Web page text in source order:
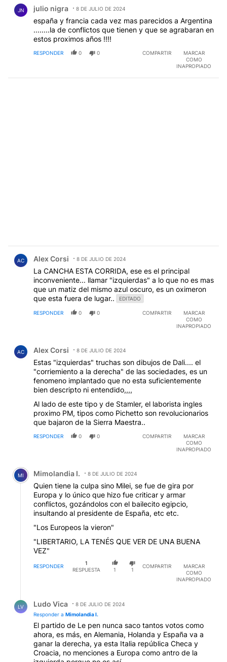
JN julio nigra 8 DE JULIO DE 2024
españa y francia cada vez mas parecidos a Argentina
........la de conflictos que tienen y que se agrabaran en
estos proximos años !!!!
RESPONDER 0 0 COMPARTIR
MARCAR
COMO
INAPROPIADO
AC Alex Corsi 8 DE JULIO DE 2024
La CANCHA ESTA CORRIDA, ese es el principal
inconveniente... llamar "izquierdas" a lo que no es mas
que un matiz del mismo azul oscuro, es un oximeron
que esta fuera de lugar..
EDITADO
RESPONDER 0 0 COMPARTIR
MARCAR
COMO
INAPROPIADO
AC Alex Corsi 8 DE JULIO DE 2024
Estas "izquierdas" truchas son dibujos de Dali.... el
"corriemiento a la derecha" de las sociedades, es un
fenomeno implantado que no esta suficientemente
bien descripto ni entendido,,,,
Al lado de este tipo y de Stamler, el laborista ingles
proximo PM, tipos como Pichetto son revolucionarios
que bajaron de la Sierra Maestra..
RESPONDER 0 0 COMPARTIR
MARCAR
COMO
INAPROPIADO
Comentario de Mimolandia I..
MI Mimolandia I. 8 DE JULIO DE 2024
Quien tiene la culpa sino Milei, se fue de gira por
Europa y lo único que hizo fue criticar y armar
conflictos, gozándolos con el bailecito egipcio,
insultando al presidente de España, etc etc.
"Los Europeos la vieron"
"LIBERTARIO, LA TENÉS QUE VER DE UNA BUENA
VEZ"
RESPONDER
1
RESPUESTA
1 1
COMPARTIR
MARCAR
COMO
INAPROPIADO
LV Ludo Vica
8 DE JULIO DE 2024
Responder a Mimolandia I.
El partido de Le pen nunca saco tantos votos como
ahora, es más, en Alemania, Holanda y España va a
ganar la derecha, ya esta Italia república Checa y
Croacia, no menciones a Europa como antro de la